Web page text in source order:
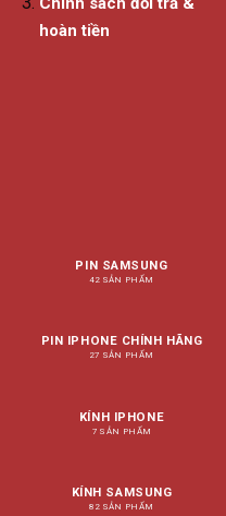
hoàn tiền
PIN SAMSUNG
42 SẢN PHẨM
PIN IPHONE CHÍNH HÃNG
27 SẢN PHẨM
KÍNH IPHONE
7 SẢN PHẨM
KÍNH SAMSUNG
82 SẢN PHẨM